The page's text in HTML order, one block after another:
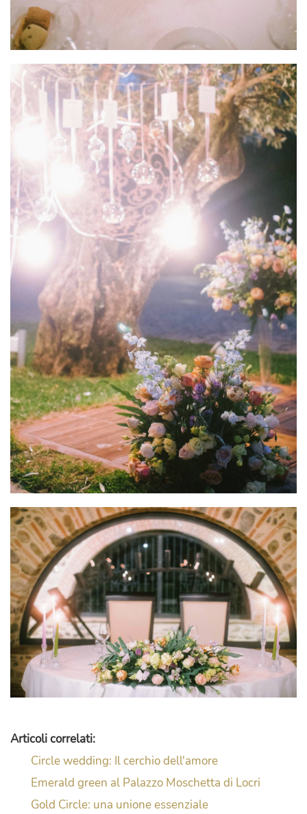
Articoli correlati:
Circle wedding: Il cerchio dell'amore
Emerald green al Palazzo Moschetta di Locri
Gold Circle: una unione essenziale